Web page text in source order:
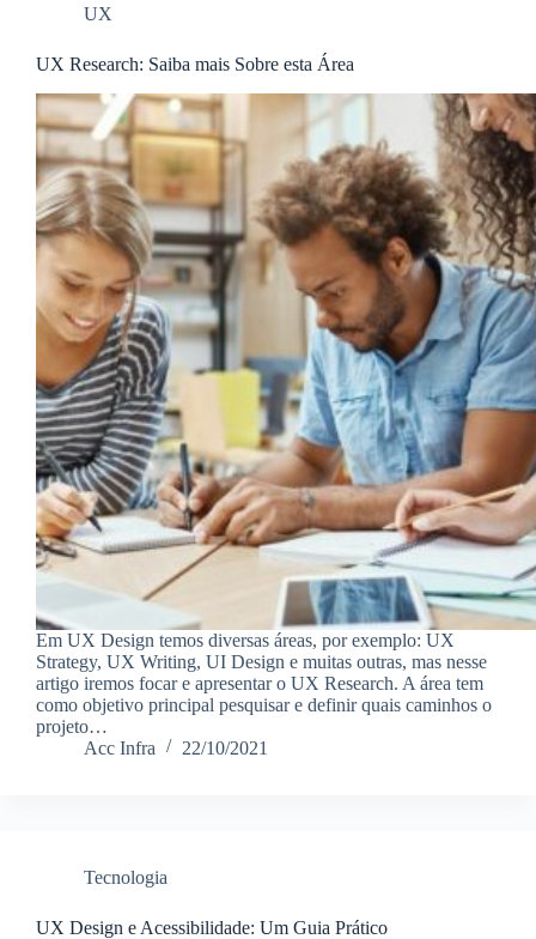
UX
UX Research: Saiba mais Sobre esta Área
Em UX Design temos diversas áreas, por exemplo: UX
Strategy, UX Writing, UI Design e muitas outras, mas nesse
artigo iremos focar e apresentar o UX Research. A área tem
como objetivo principal pesquisar e definir quais caminhos o
projeto…
Acc Infra
22/10/2021
Tecnologia
UX Design e Acessibilidade: Um Guia Prático